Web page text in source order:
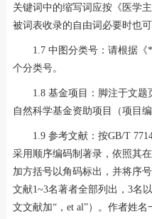
关键词中的缩写词应按《医学
被词表收录的自由词必要时也可
1.7 中图分类号：请根据
个分类号。
1.8 基金项目：脚注于文
自然科学基金资助项目（项目编
1.9 参考文献：按GB/T
采用顺序编码制著录，依照其
加方括号以角码标出，并将序
文献1~3名著者全部列出，3名
文文献加“，et al”）。作者姓